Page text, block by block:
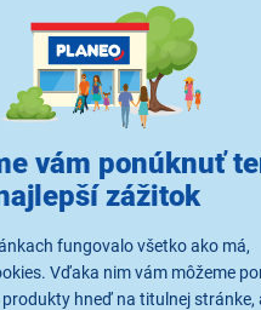
vám ponúknuť
zážitok
fungovalo všetko ako má,
Vďaka nim vám môžeme
hneď na titulnej stránke,
A55 5G 8/128GB
2340 × 1080 px, zadný/predný
Glass